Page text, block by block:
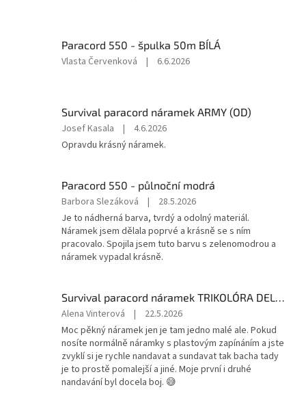
Paracord 550 - špulka 50m BÍLÁ
Hodnocení
z
5
hvězdiček.
Vlasta Červenková | 6.6.2026
Survival paracord náramek ARMY (OD)
Hodnocení
produktu
z
5
hvězdiček.
Josef Kasala |
4.6.2026
Opravdu krásný náramek.
Paracord 550 - půlnoční modrá
Hodnocení
produktu
je
5
z
Barbora Slezáková |
28.5.2026
Je to nádherná barva, tvrdý a odolný materiál.
Náramek jsem dělala poprvé a krásně se s ním
pracovalo. Spojila jsem tuto barvu s zelenomodrou a
náramek vypadal krásně.
Survival paracord náramek TRIKOLÓRA DELUXE
Hodnocení
produktu
je
5
z
5
Alena Vinterová |
22.5.2026
Moc pěkný náramek jen je tam jedno malé ale. Pokud
nosíte normálně náramky s plastovým zapínáním a jste
zvyklí si je rychle nandavat a sundavat tak bacha tady
je to prostě pomalejší a jiné. Moje první i druhé
nandavání byl docela boj. 😅